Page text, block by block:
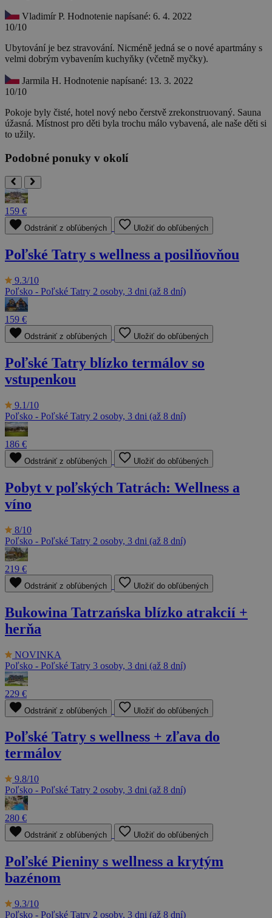
Vladimír P. Hodnotenie napísané: 6. 4. 2022
10/10
Ubytování je bez stravování. Nicméně jedná se o nové apartmány s
velmi dobrým vybavením kuchyňky (včetně myčky).
Jarmila H. Hodnotenie napísané: 13. 3. 2022
10/10
Pokoje byly čisté, hotel nový nebo čerstvě zrekonstruovaný. Sauna
úžasná. Místnost pro děti byla trochu málo vybavená, ale naše děti si
to užily.
Podobné ponuky v okolí
159 €
Odstrániť z obľúbených Uložiť do obľúbených
Poľské Tatry s wellness a posilňovňou
9.3/10
Poľsko - Poľské Tatry 2 osoby, 3 dni (až 8 dní)
159 €
Odstrániť z obľúbených Uložiť do obľúbených
Poľské Tatry blízko termálov so
vstupenkou
9.1/10
Poľsko - Poľské Tatry 2 osoby, 3 dni (až 8 dní)
186 €
Odstrániť z obľúbených Uložiť do obľúbených
Pobyt v poľských Tatrách: Wellness a
víno
8/10
Poľsko - Poľské Tatry 2 osoby, 3 dni (až 8 dní)
219 €
Odstrániť z obľúbených Uložiť do obľúbených
Bukowina Tatrzańska blízko atrakcií +
herňa
NOVINKA
Poľsko - Poľské Tatry 3 osoby, 3 dni (až 8 dní)
229 €
Odstrániť z obľúbených Uložiť do obľúbených
Poľské Tatry s wellness + zľava do
termálov
9.8/10
Poľsko - Poľské Tatry 2 osoby, 3 dni (až 8 dní)
280 €
Odstrániť z obľúbených Uložiť do obľúbených
Poľské Pieniny s wellness a krytým
bazénom
9.3/10
Poľsko - Poľské Tatry 2 osoby, 3 dni (až 8 dní)